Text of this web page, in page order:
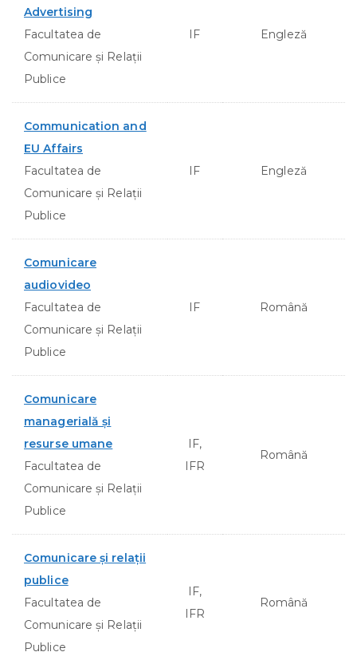
Advertising
Facultatea de
Comunicare şi Relaţii
Publice
IF Engleză
Communication and
EU Affairs
Facultatea de
Comunicare şi Relaţii
Publice
IF Engleză
Comunicare
audiovideo
Facultatea de
Comunicare şi Relaţii
Publice
IF Română
Comunicare
managerială şi
resurse umane
Facultatea de
Comunicare şi Relaţii
Publice
IF,
IFR
Română
Comunicare şi relaţii
publice
Facultatea de
Comunicare şi Relaţii
Publice
IF,
IFR
Română